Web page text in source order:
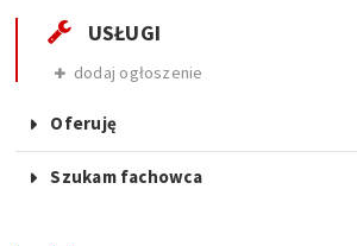
USŁUGI
dodaj ogłoszenie
Oferuję
Szukam fachowca